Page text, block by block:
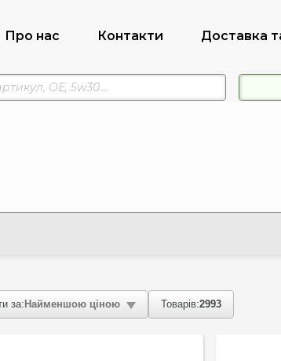
Про нас Контакти Доставка
за:Найменшою ціною Товарів:2993